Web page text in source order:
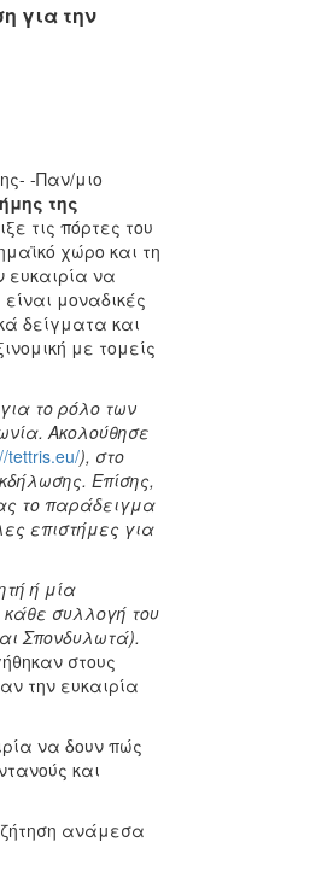
για την
-Παν/μιο
της
τις πόρτες του
χώρο και τη
ευκαιρία να
μοναδικές
δείγματα και
με τομείς
το ρόλο των
Ακολούθησε
tettris.eu/), στο
Επίσης,
το παράδειγμα
επιστήμες για
ή μία
κάθε συλλογή του
Σπονδυλωτά).
στους
την ευκαιρία
να δουν πώς
και
ανάμεσα